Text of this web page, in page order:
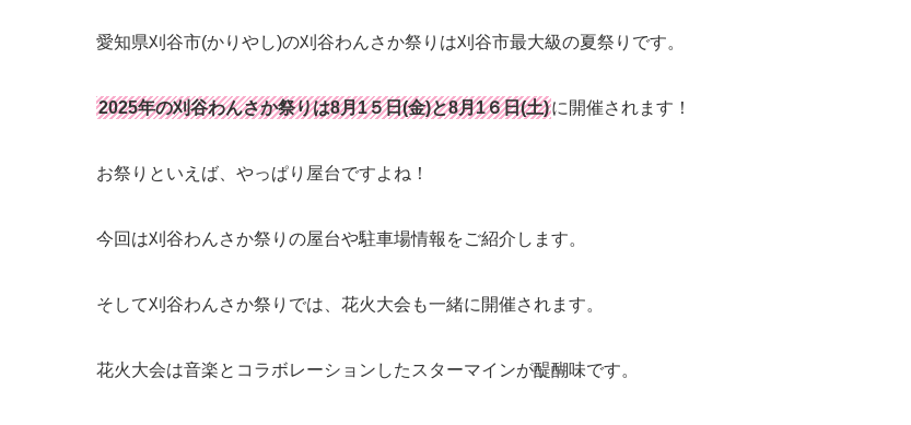
愛知県刈谷市(かりやし)の刈谷わんさか祭りは刈谷市最大級の夏祭りです。
2025年の刈谷わんさか祭りは8月1５日(金)と8月1６日(土)に開催されます！
お祭りといえば、やっぱり屋台ですよね！
今回は刈谷わんさか祭りの屋台や駐車場情報をご紹介します。
そして刈谷わんさか祭りでは、花火大会も一緒に開催されます。
花火大会は音楽とコラボレーションしたスターマインが醍醐味です。